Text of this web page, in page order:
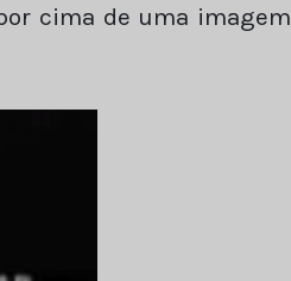
cima de uma imagem